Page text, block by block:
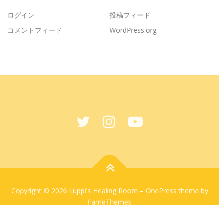
ログイン
投稿フィード
コメントフィード
WordPress.org
Copyright © 2026 Luppi's Healing Room – OnePress theme by
FameThemes